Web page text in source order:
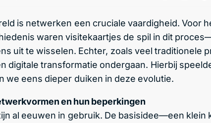
is netwerken een cruciale vaardigheid. Voor
waren visitekaartjes de spil in dit
uit te wisselen. Echter, zoals veel traditionele
digitale transformatie ondergaan. Hierbij
we eens dieper duiken in deze evolutie.
en hun beperkingen
al eeuwen in gebruik. De basisidee—een klein